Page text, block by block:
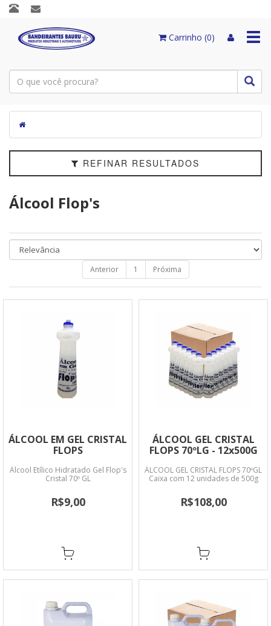
Carrinho (0)
REFINAR RESULTADOS
Filtrar
Categorias
Marcas
de
Preço
Álcool Flop's
Anterior 1 Próxima
ÁLCOOL EM GEL CRISTAL
FLOPS
Álcool Etílico Hidratado Gel Flop's
Cristal 70º GL
R$9,00
ÁLCOOL GEL CRISTAL
FLOPS 70ºLG - 12x500G
ÁLCOOL GEL CRISTAL FLOPS 70ºGL
Caixa com 12 unidades de 500g
R$108,00